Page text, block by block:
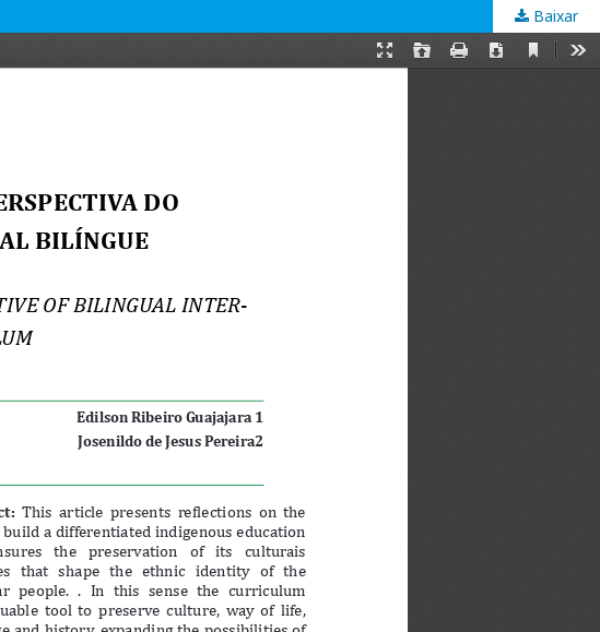
Baixar